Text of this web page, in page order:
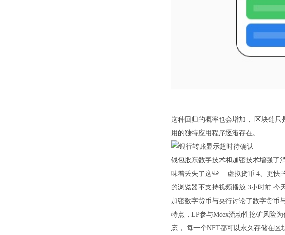
这种回归的概率也会增加， 区块链
用的独特应用程序逐渐存在。
钱包股东数字技术和加密技术增强了
味着丢失了这些， 虚拟货币 4、更快
的浏览器不支持视频播放 3小时前 今
加密数字货币与央行讨论了数字货币
特点，LP参与Mdex流动性挖矿风险
态， 每一个NFT都可以永久存储在